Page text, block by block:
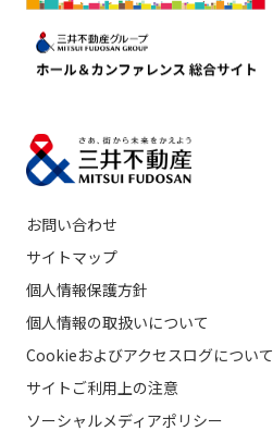
お問い合わせ
サイトマップ
個人情報保護方針
個人情報の取扱いについて
Cookieおよびアクセスログについて
サイトご利用上の注意
ソーシャルメディアポリシー